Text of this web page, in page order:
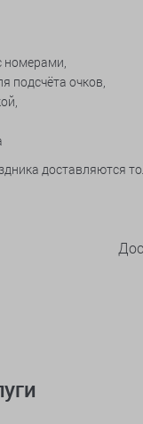
номерами,
подсчёта очков,
доставляются